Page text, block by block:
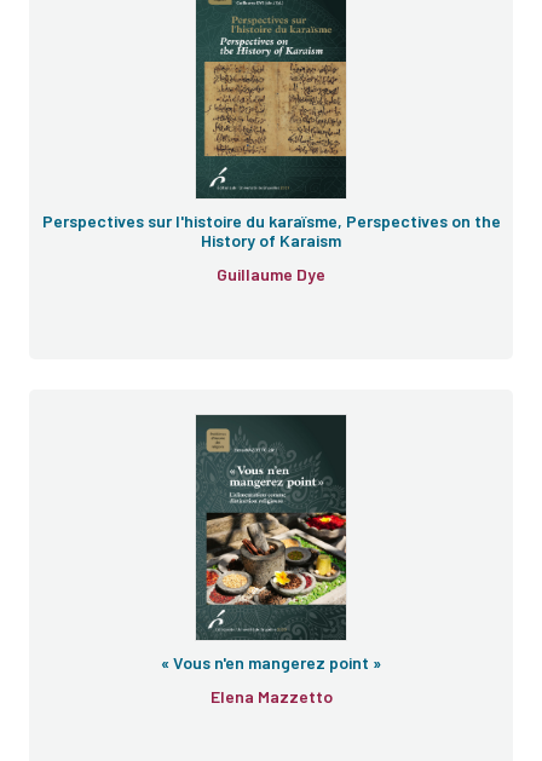
Perspectives sur l'histoire du karaïsme, Perspectives on the
History of Karaism
Guillaume Dye
« Vous n'en mangerez point »
Elena Mazzetto